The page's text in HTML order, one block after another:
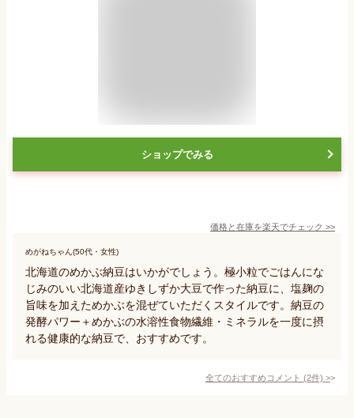
ショップでみる
価格と在庫を楽天でチェック >>
めがねちゃん(50代・女性)
北海道のめかぶ納豆はいかがでしょう。極小粒でごはんにな
じみのいい北海道産ゆきしずか大豆で作った納豆に、塩麹の
旨味を加えためかぶを混ぜていただくスタイルです。納豆の
発酵パワー＋めかぶの水溶性食物繊維・ミネラルを一度に摂
れる健康的な納豆で、おすすめです。
全てのおすすめコメント (2件) >